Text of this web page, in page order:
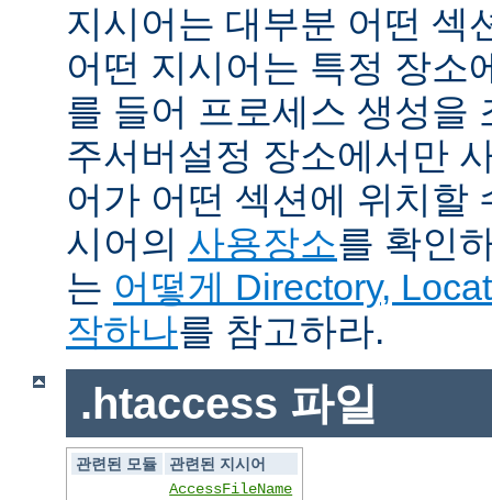
지시어는 대부분 어떤 섹
어떤 지시어는 특정 장소
를 들어 프로세스 생성을
주서버설정 장소에서만
어가 어떤 섹션에 위치할
시어의 사용장소를 확인
는 어떻게 Directory,
작하나를 참고하라.
.htaccess 파일
관련된 모듈
관련된 지시어
AccessFileName